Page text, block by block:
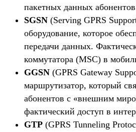
пакетных данных
SGSN (Serving GPRS
оборудование, которое
передачи данных.
коммутатора (MSC) в
GGSN (GPRS Gateway
маршрутизатор, который
абонентов с «внешним
фактический доступ в
GTP (GPRS Tunneling